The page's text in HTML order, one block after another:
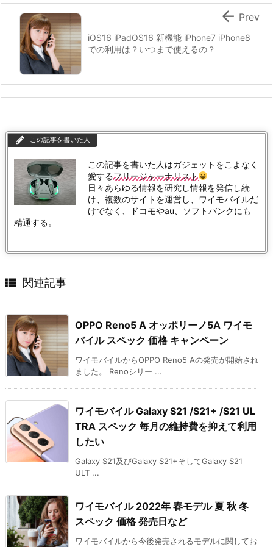
iOS16 iPadOS16 新機能 iPhone7 iPhone8
での利用は？いつまで使えるの？
 Prev
この記事を書いた人
この記事を書いた人はガジェットをこよなく
愛するフリージャーナリスト
日々あらゆる情報を研究し情報を発信し続
け、複数のサイトを運営し、ワイモバイルだ
けでなく、ドコモやau、ソフトバンクにも
精通する。
 関連記事
OPPO Reno5 A オッポリーノ5A ワイモ
バイル スペック 価格 キャンペーン
ワイモバイルからOPPO Reno5 Aの発売が開始され
ました。 Renoシリー ...
ワイモバイル Galaxy S21 /S21+ /S21 UL
TRA スペック 毎月の維持費を抑えて利用
したい
Galaxy S21及びGalaxy S21+そしてGalaxy S21
ULT ...
ワイモバイル 2022年 春モデル 夏 秋 冬
スペック 価格 発売日など
ワイモバイルから今後発売されるモデルに関してお